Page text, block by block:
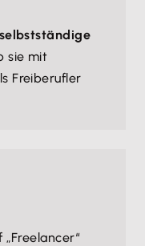
selbstständige
sie mit
Freiberufler